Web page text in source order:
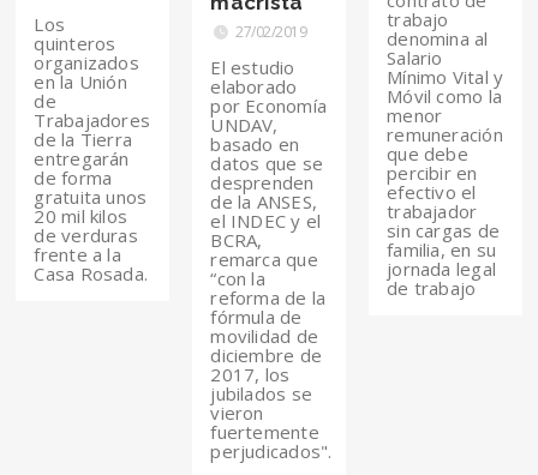
Los
quinteros
organizados
en la Unión
de
Trabajadores
de la Tierra
entregarán
de forma
gratuita unos
20 mil kilos
de verduras
frente a la
Casa Rosada.
27/02/2019
El estudio
elaborado
por Economía
UNDAV,
basado en
datos que se
desprenden
de la ANSES,
el INDEC y el
BCRA,
remarca que
“con la
reforma de la
fórmula de
movilidad de
diciembre de
2017, los
jubilados se
vieron
fuertemente
perjudicados".
trabajo
denomina al
Salario
Mínimo Vital y
Móvil como la
menor
remuneración
que debe
percibir en
efectivo el
trabajador
sin cargas de
familia, en su
jornada legal
de trabajo